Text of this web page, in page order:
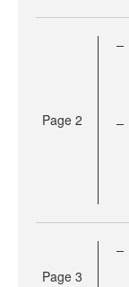
Page 2
Page 3